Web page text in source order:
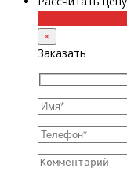
×
Заказать